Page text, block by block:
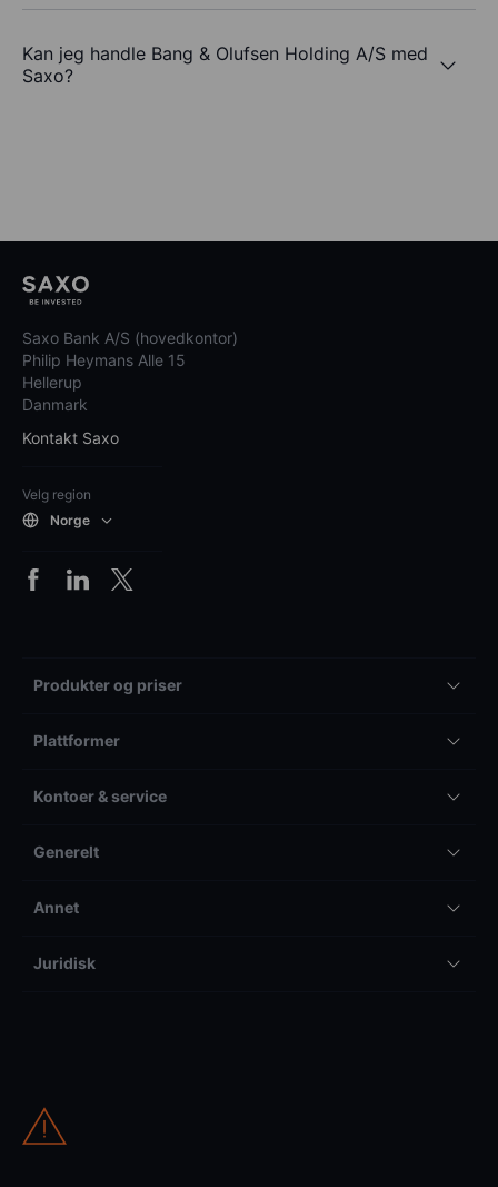
Kan jeg handle Bang & Olufsen Holding A/S med
Saxo?
Saxo Bank A/S (hovedkontor)
Philip Heymans Alle 15
Hellerup
Danmark
Kontakt Saxo
Velg region
Norge
Produkter og priser
Plattformer
Kontoer & service
Generelt
Annet
Juridisk